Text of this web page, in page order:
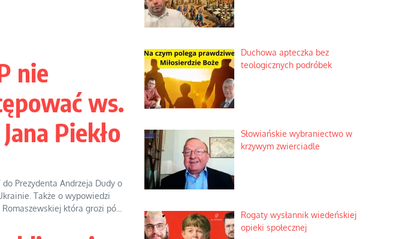
nie
ws.
Piekło
Prezydenta Andrzeja Dudy o
Także o wypowiedzi
która grozi pó...
Duchowa apteczka bez
teologicznych podróbek
Słowiańskie wybraniectwo w
krzywym zwierciadle
Rogaty wysłannik wiedeńskiej
opieki społecznej